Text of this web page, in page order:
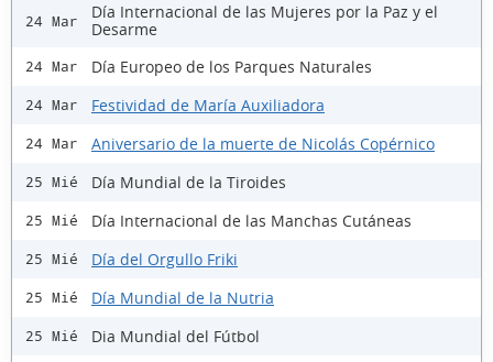
24 Mar
Día Internacional de las Mujeres por la Paz y el
Desarme
24 Mar Día Europeo de los Parques Naturales
24 Mar Festividad de María Auxiliadora
24 Mar Aniversario de la muerte de Nicolás Copérnico
25 Mié Día Mundial de la Tiroides
25 Mié Día Internacional de las Manchas Cutáneas
25 Mié Día del Orgullo Friki
25 Mié Día Mundial de la Nutria
25 Mié Dia Mundial del Fútbol